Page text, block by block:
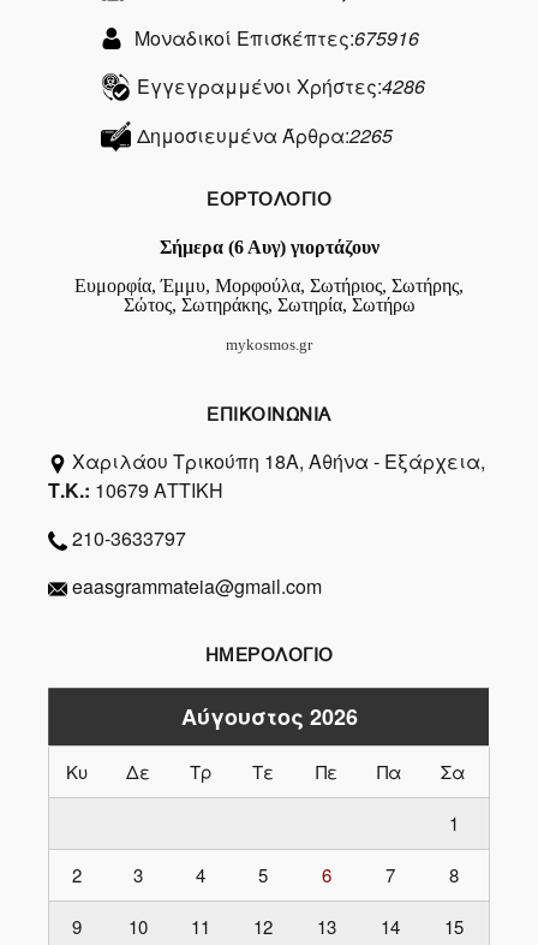
Μοναδικοί Επισκέπτες:675916
Εγγεγραμμένοι Χρήστες:4286
Δημοσιευμένα Άρθρα:2265
ΕΟΡΤΟΛΟΓΙΟ
Σήμερα (6 Αυγ) γιορτάζουν
Ευμορφία, Έμμυ, Μορφούλα, Σωτήριος, Σωτήρης,
Σώτος, Σωτηράκης, Σωτηρία, Σωτήρω
mykosmos.gr
ΕΠΙΚΟΙΝΩΝΙΑ
Χαριλάου Τρικούπη 18Α, Αθήνα - Εξάρχεια,
Τ.Κ.: 10679 ΑΤΤΙΚΗ
210-3633797
eaasgrammateia@gmail.com
ΗΜΕΡΟΛΟΓΙΟ
Αύγουστος 2026
Κυ Δε Τρ Τε Πε Πα Σα
1
2 3 4 5 6 7 8
9 10 11 12 13 14 15